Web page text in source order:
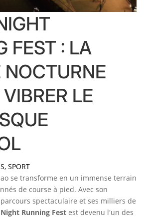
FEST : LA
NOCTURNE
LE
,SPORT
se transforme en un immense terrain
de course à pied. Avec son
spectaculaire et ses milliers de
Running Fest est devenu l'un des